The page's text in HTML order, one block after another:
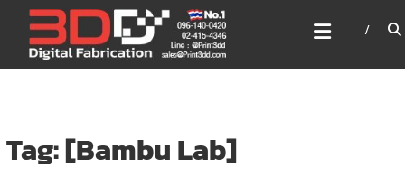
content
3DD DIGITAL FABRICATION
เครื่องพิมพ์3มิติ สแกนเนอร์
เลเซอร์
Tag: [Bambu Lab]